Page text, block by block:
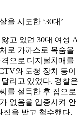
시도한 ‘30대’
고 있던 30대 여성 A
로 가까스로 목숨을
으로 디지털치매를
와 도청 장치 등이
리고 있었다. 경찰은
를 설득한 후 집으로
없음을 입증시켜 안
짐을 받고 철수했다.